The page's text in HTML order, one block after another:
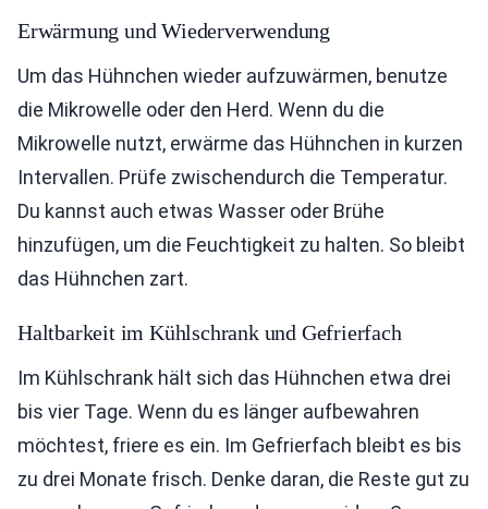
Erwärmung und Wiederverwendung
Um das Hühnchen wieder aufzuwärmen, benutze
die Mikrowelle oder den Herd. Wenn du die
Mikrowelle nutzt, erwärme das Hühnchen in kurzen
Intervallen. Prüfe zwischendurch die Temperatur.
Du kannst auch etwas Wasser oder Brühe
hinzufügen, um die Feuchtigkeit zu halten. So bleibt
das Hühnchen zart.
Haltbarkeit im Kühlschrank und Gefrierfach
Im Kühlschrank hält sich das Hühnchen etwa drei
bis vier Tage. Wenn du es länger aufbewahren
möchtest, friere es ein. Im Gefrierfach bleibt es bis
zu drei Monate frisch. Denke daran, die Reste gut zu